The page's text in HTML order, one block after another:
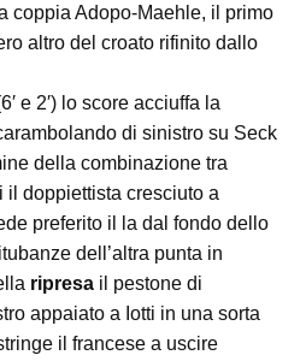
coppia Adopo-Maehle, il primo
altro del croato rifinito dallo
e 2′) lo score acciuffa la
di sinistro su Seck
della combinazione tra
doppiettista cresciuto a
preferito il la dal fondo dello
dell’altra punta in
ripresa il pestone di
appaiato a Iotti in una sorta
il francese a uscire